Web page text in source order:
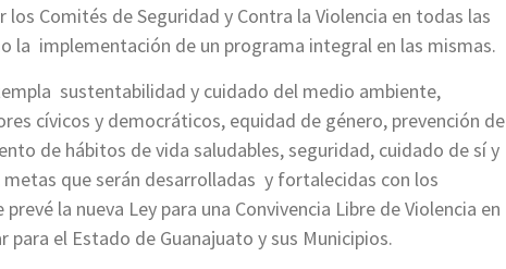
los Comités de Seguridad y Contra la Violencia en todas las
la implementación de un programa integral en las mismas.
sustentabilidad y cuidado del medio ambiente,
cívicos y democráticos, equidad de género, prevención de
de hábitos de vida saludables, seguridad, cuidado de sí y
metas que serán desarrolladas y fortalecidas con los
la nueva Ley para una Convivencia Libre de Violencia en
para el Estado de Guanajuato y sus Municipios.